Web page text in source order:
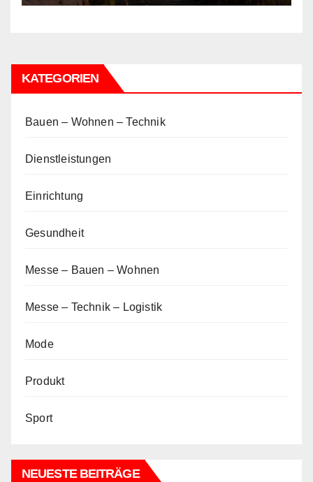
KATEGORIEN
Bauen – Wohnen – Technik
Dienstleistungen
Einrichtung
Gesundheit
Messe – Bauen – Wohnen
Messe – Technik – Logistik
Mode
Produkt
Sport
NEUESTE BEITRÄGE